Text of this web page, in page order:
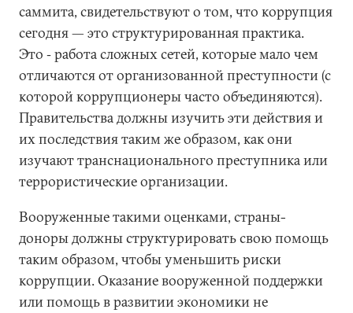
саммита, свидетельствуют о том, что коррупция
сегодня — это структурированная практика.
Это ‑ работа сложных сетей, которые мало чем
отличаются от организованной преступности (с
которой коррупционеры часто объединяются).
Правительства должны изучить эти действия и
их последствия таким же образом, как они
изучают транснационального преступника или
террористические организации.
Вооруженные такими оценками, страны-
доноры должны структурировать свою помощь
таким образом, чтобы уменьшить риски
коррупции. Оказание вооруженной поддержки
или помощь в развитии экономики не